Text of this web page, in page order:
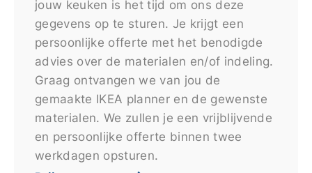
jouw keuken is het tijd om ons deze
gegevens op te sturen. Je krijgt een
persoonlijke offerte met het benodigde
advies over de materialen en/of indeling.
Graag ontvangen we van jou de
gemaakte IKEA planner en de gewenste
materialen. We zullen je een vrijblijvende
en persoonlijke offerte binnen twee
werkdagen opsturen.